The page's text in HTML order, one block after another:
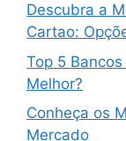
Descubra a
Cartao:
Top 5
Melhor?
Conheça os
Mercado